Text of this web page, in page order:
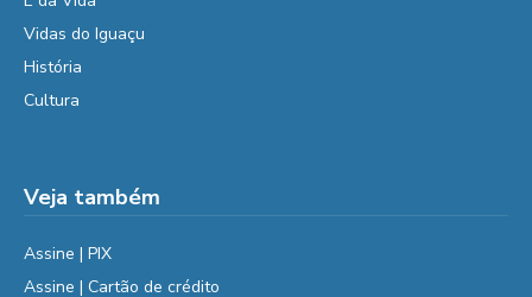
Vidas do Iguaçu
História
Cultura
Veja também
Assine | PIX
Assine | Cartão de crédito